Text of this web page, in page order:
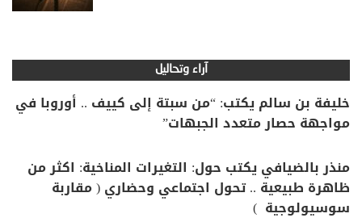
آراء وتحاليل
خليفة بن سالم يكتب: “من سبتة إلى كييف .. أوروبا في
مواجهة حصار متعدد الجبهات”
منذر بالضيافي يكتب حول: التغيرات المناخية: اكثر من
ظاهرة طبيعية .. تحول اجتماعي وحضاري ( مقاربة
سوسيولوجية )